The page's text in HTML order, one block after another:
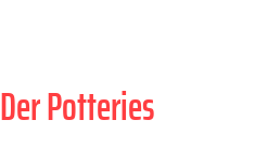
Der Potteries